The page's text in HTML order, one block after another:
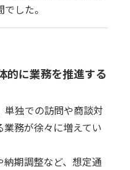
した。
的に業務を推進する
独での訪問や商談対
務が徐々に増えてい
期調整など、想定通